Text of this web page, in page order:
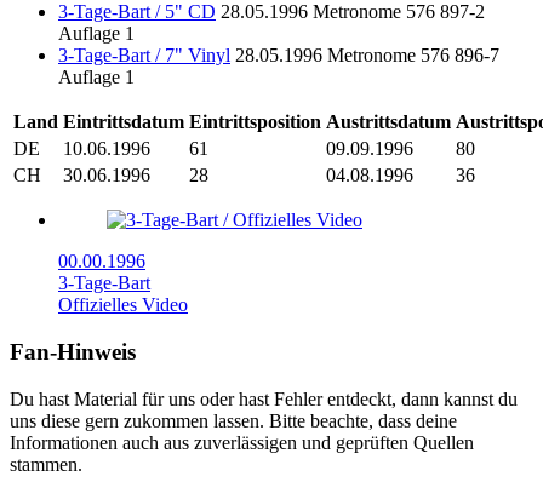
3-Tage-Bart / 5" CD 28.05.1996 Metronome 576 897-2
Auflage 1
3-Tage-Bart / 7" Vinyl 28.05.1996 Metronome 576 896-7
Auflage 1
Land Eintrittsdatum Eintrittsposition Austrittsdatum
DE
10.06.1996 61 09.09.1996
80
CH
30.06.1996 28 04.08.1996 36
00.00.1996
3-Tage-Bart
Offizielles Video
Fan-Hinweis
Du hast Material für uns oder hast Fehler entdeckt, dann kannst du
uns diese gern zukommen lassen. Bitte beachte, dass deine
Informationen auch aus zuverlässigen und geprüften Quellen
stammen.